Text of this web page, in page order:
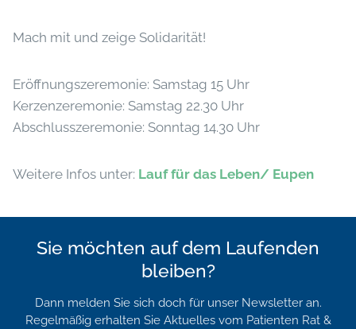
Mach mit und zeige Solidarität!
Eröffnungszeremonie: Samstag 15 Uhr
Kerzenzeremonie: Samstag 22.30 Uhr
Abschlusszeremonie: Sonntag 14.30 Uhr
Weitere Infos unter: Lauf für das Leben/ Eupen
Sie möchten auf dem Laufenden
bleiben?
Dann melden Sie sich doch für unser Newsletter an.
Regelmäßig erhalten Sie Aktuelles vom Patienten Rat &